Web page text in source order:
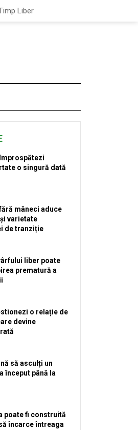
Liber
o singură dată
mâneci aduce
varietate
de tranziție
liber poate
prematură a
o relație de
devine
să asculți un
început până la
poate fi construită
încarce întreaga